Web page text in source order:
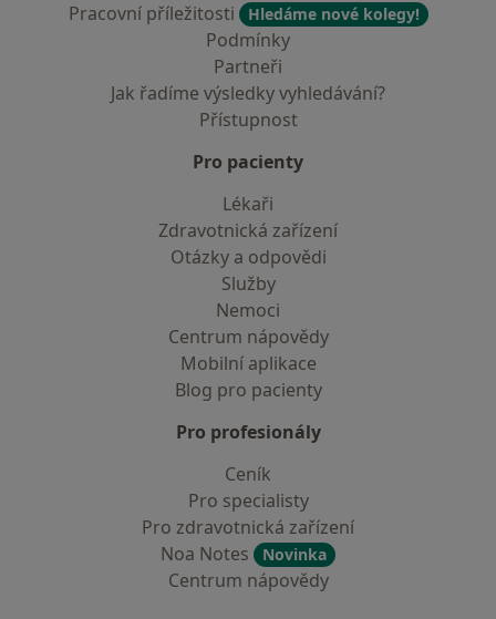
Pracovní příležitosti
Hledáme nové kolegy!
Podmínky
Partneři
Jak řadíme výsledky vyhledávání?
Přístupnost
Pro pacienty
Lékaři
Zdravotnická zařízení
Otázky a odpovědi
Služby
Nemoci
Centrum nápovědy
Mobilní aplikace
Blog pro pacienty
Pro profesionály
Ceník
Pro specialisty
Pro zdravotnická zařízení
Noa Notes
Novinka
Centrum nápovědy